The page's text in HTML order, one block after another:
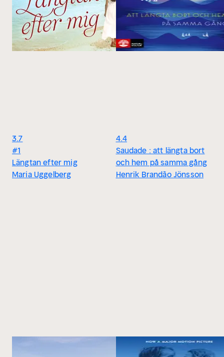
3.7
#1
Längtan efter mig
Maria Uggelberg
4.4
Saudade : att längta bort
och hem på samma gång
Henrik Brandão Jönsson